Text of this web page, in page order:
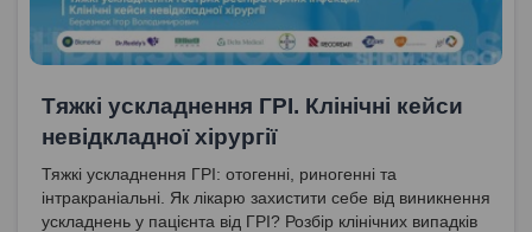
Тяжкі ускладнення ГРІ. Клінічні кейси
невідкладної хірургії
Тяжкі ускладнення ГРІ: отогенні, риногенні та
інтракраніальні. Як лікарю захистити себе від виникнення
ускладнень у пацієнта від ГРІ? Розбір клінічних випадків